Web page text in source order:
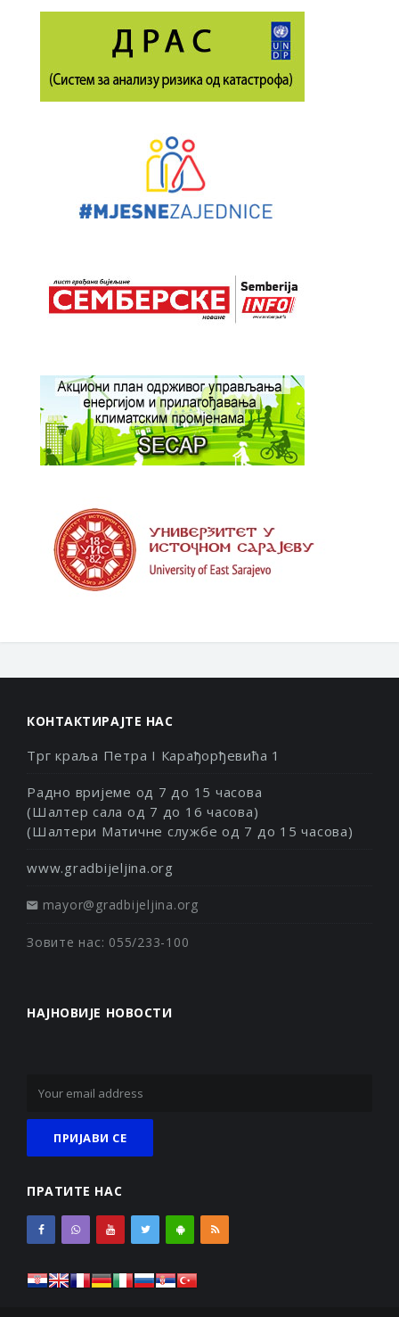
КОНТАКТИРАЈТЕ НАС
Трг краља Петра I Карађорђевића 1
Радно вријеме од 7 до 15 часова
(Шалтер сала од 7 до 16 часова)
(Шалтери Матичне службе од 7 до 15 часова)
www.gradbijeljina.org
mayor@gradbijeljina.org
Зовите нас: 055/233-100
НАЈНОВИЈЕ НОВОСТИ
ПРАТИТЕ НАС